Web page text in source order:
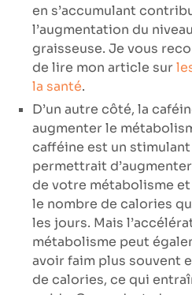
en s’accumulant
l’augmentation du
graisseuse. Je vous
de lire mon article sur
la santé.
D’un autre côté, la
augmenter le
cafféine est un
permettrait
de votre métabolisme
le nombre de calories
les jours. Mais
métabolisme peut
avoir faim plus souvent
de calories, ce qui